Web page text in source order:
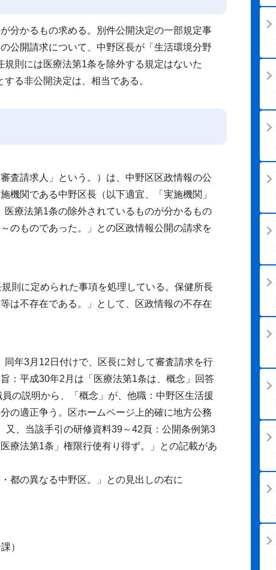
分かるもの求める。別件公開決定の一部規定事
公開請求について、中野区長が「生活環境分野
則には医療法第1条を除外する規定はないた
る非公開決定は、相当である。
査請求人」という。）は、中野区区政情報の公
機関である中野区長（以下適宜、「実施機関」
療法第1条の除外されているものが分かるもの
のものであった。」との区政情報公開の請求を
則に定められた事項を処理している。保健所長
は不存在である。」として、区政情報の不存在
年3月12日付けで、区長に対して審査請求を行
：平成30年2月は「医療法第1条は、概念」回答
の説明から、「概念」が、他職：中野区生活援
の適正争う。区ホームページ上的確に地方公務
又、当該手引の研修資料39～42頁：公開条例第3
療法第1条」権限行使有り得ず。」との記載があ
都の異なる中野区。」との見出しの右に
）